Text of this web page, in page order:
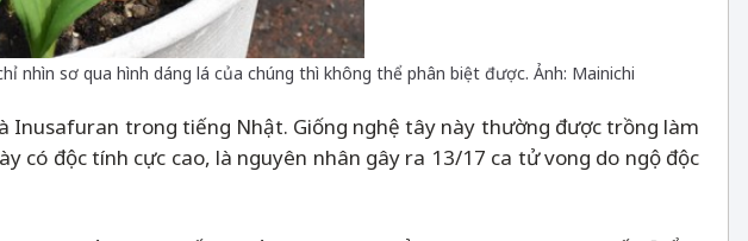
nhìn sơ qua hình dáng lá của chúng thì không thể phân biệt được. Ảnh: Mainichi
Inusafuran trong tiếng Nhật. Giống nghệ tây này thường được trồng làm
có độc tính cực cao, là nguyên nhân gây ra 13/17 ca tử vong do ngộ độc